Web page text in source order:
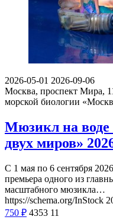
2026-05-01 2026-09-06
Москва, проспект Мира,
морской биологии
Мюзикл на воде
двух миров»
С 1 мая по 6 сентября
премьера одного из
масштабного мюзикла…
https://schema.org/InStock
750 ₽ 4353 11